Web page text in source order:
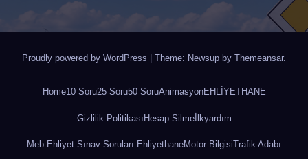
Proudly powered by WordPress Theme: Newsup by Themeansar.
Home10 Soru25 Soru50 SoruAnimasyonEHLİYETHANE
Gizlilik PolitikasıHesap Silmeİlkyardım
Meb Ehliyet Sınav Soruları EhliyethaneMotor BilgisiTrafik Adabı